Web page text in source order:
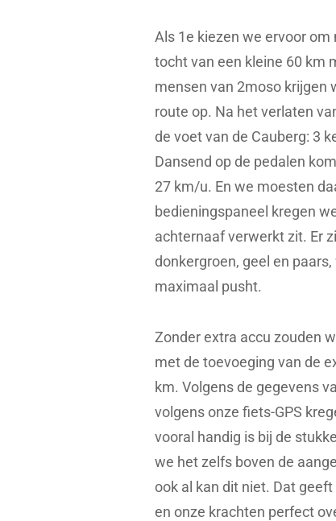
Als 1e kiezen we ervoor om
tocht van een kleine 60 km
mensen van 2moso krijgen
route op. Na het verlaten
de voet van de Cauberg: 3
Dansend op de pedalen
27 km/u. En we moesten
bedieningspaneel kregen
achternaaf verwerkt zit. Er
donkergroen, geel en
maximaal pusht.
Zonder extra accu zouden
met de toevoeging van de
km. Volgens de gegevens
volgens onze fiets-GPS
vooral handig is bij de
we het zelfs boven de
ook al kan dit niet. Dat
en onze krachten perfect